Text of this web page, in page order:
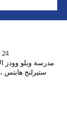
24 أبريل 2025، 6:30 م – 7:30 م